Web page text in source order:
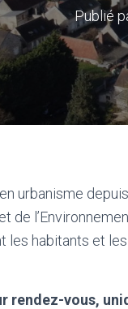
Publié
urbanisme
de
les habitants et
rendez-vous,